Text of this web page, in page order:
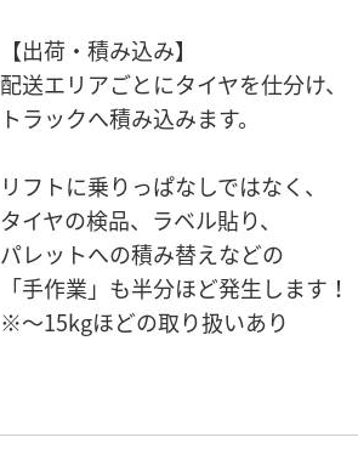
【出荷・積み込み】
配送エリアごとにタイヤを仕分け、
トラックへ積み込みます。
リフトに乗りっぱなしではなく、
タイヤの検品、ラベル貼り、
パレットへの積み替えなどの
「手作業」も半分ほど発生します！
※～15kgほどの取り扱いあり